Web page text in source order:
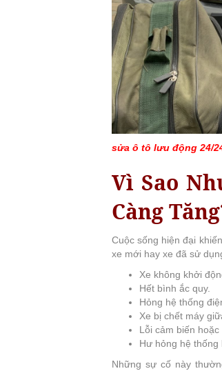
sửa ô tô lưu động 24/
Vì Sao
Càng
Cuộc sống hiện đại
xe mới hay xe đã sử
Xe không khởi
Hết bình ắc quy.
Hỏng hệ thống
Xe bị chết máy
Lỗi cảm biến hoặc
Hư hỏng hệ thống
Những sự cố này